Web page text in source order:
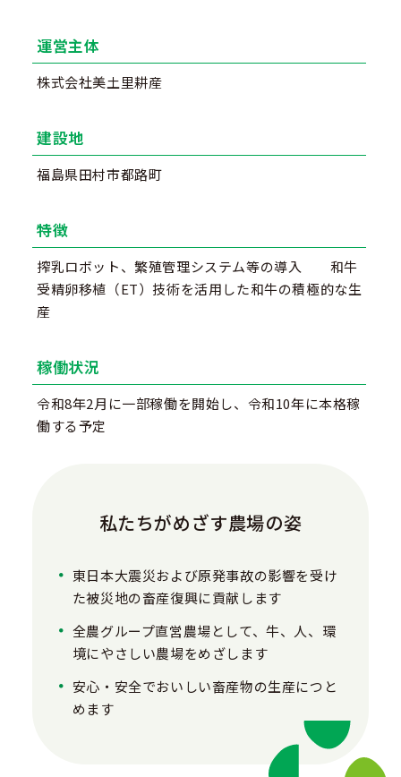
運営主体
株式会社美土里耕産
建設地
福島県田村市都路町
特徴
搾乳ロボット、繁殖管理システム等の導入 和牛
受精卵移植（ET）技術を活用した和牛の積極的な生
産
稼働状況
令和8年2月に一部稼働を開始し、令和10年に本格稼
働する予定
私たちがめざす農場の姿
東日本大震災および原発事故の影響を受け
た被災地の畜産復興に貢献します
全農グループ直営農場として、牛、人、環
境にやさしい農場をめざします
安心・安全でおいしい畜産物の生産につと
めます